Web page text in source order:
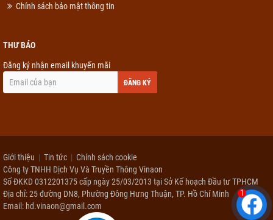
Chính sách bảo mật thông tin
THƯ BÁO
Đăng ký nhận email khuyến mãi
ĐĂNG KÝ
Giới thiệu Tin tức
Chính sách cookie
Công ty TNHH Dịch Vụ Và Truyền Thông Vinaon
Số ĐKKD 0312201375 cấp ngày 25/03/2013 tại Sở Kế hoạch Đầu tư TPHCM
Địa chỉ: 25 đường DN8, Phường Đông Hưng Thuận, TP. Hồ Chí Minh
Email: hd.vinaon@gmail.com
1